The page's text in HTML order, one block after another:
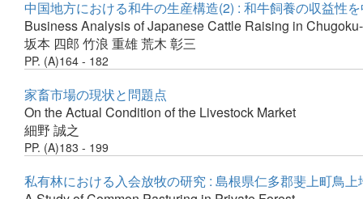
中国地方における和牛の生産構造(2) : 和牛飼養の収益性
Business Analysis of Japanese Cattle Raising in
坂本 四郎 竹浪 重雄荒木 彰三
PP. (A)164 - 182
家畜市場の現状と問題点
On the Actual Condition of the Livestock Market
細野 誠之
PP. (A)183 - 199
私有林における入会放牧の研究 : 島根県仁多郡斐上町鳥上